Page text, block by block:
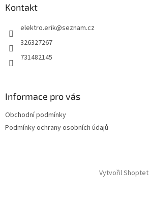
Kontakt
elektro.erik@seznam.cz
326327267
731482145
Informace pro vás
Obchodní podmínky
Podmínky ochrany osobních údajů
Vytvořil Shoptet